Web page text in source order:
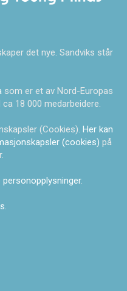
det nye. Sandviks står
som er et av Nord-Europas
18 000 medarbeidere.
(Cookies). Her kan
(cookies) på
personopplysninger.
.